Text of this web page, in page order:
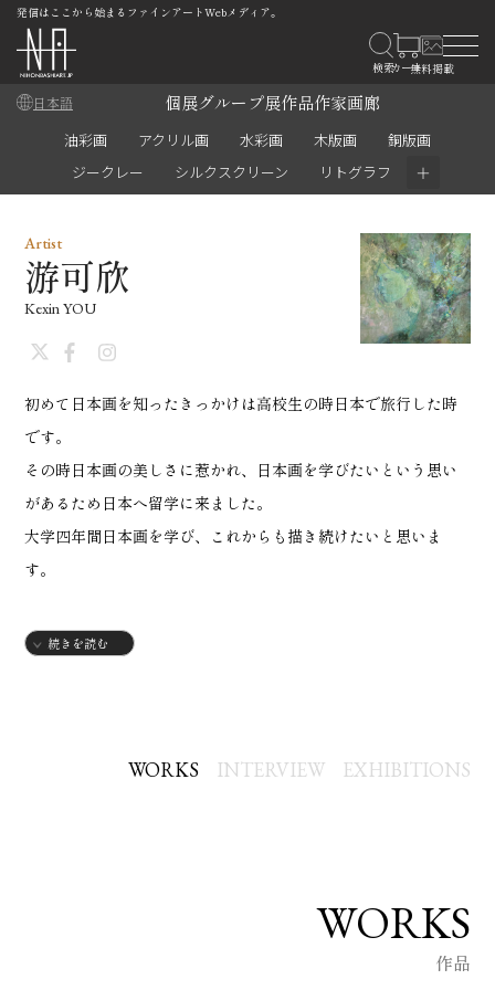
発信はここから始まるファインアートWebメディア。
日本語 個展グループ展作品作家画廊
油彩画 アクリル画 水彩画 木版画
銅版画
ジークレー
シルクスクリーン リトグラフ ＋
初めて日本画を知ったきっかけは高校生の時日本で旅行した時
です。
その時日本画の美しさに惹かれ、日本画を学びたいという思い
があるため日本へ留学に来ました。
大学四年間日本画を学び、これからも描き続けたいと思いま
す。
【略歴】
・女子美術大学芸術学部入学
続きを読む
Artist
游可欣
Kexin YOU
WORKS INTERVIEW EXHIBITIONS
WORKS
作品